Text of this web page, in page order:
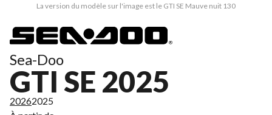
La version du modèle sur l'image est le GTI SE Mauve nuit 130
Sea-Doo
GTI SE 2025
20262025